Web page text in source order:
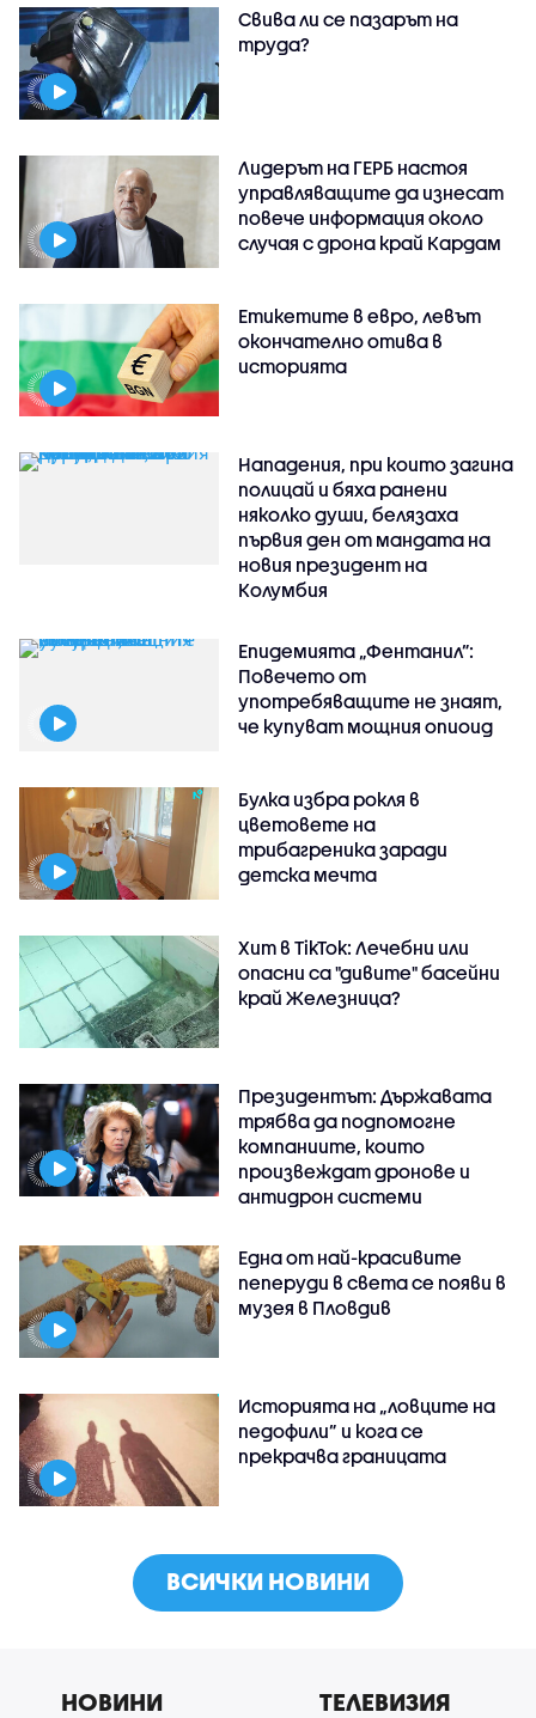
Свива ли се пазарът на
труда?
Лидерът на ГЕРБ настоя
управляващите да изнесат
повече информация около
случая с дрона край Кардам
Етикетите в евро, левът
окончателно отива в
историята
Нападения, при които загина
полицай и бяха ранени
няколко души, белязаха
първия ден от мандата на
новия президент на
Колумбия
Епидемията „Фентанил”:
Повечето от
употребяващите не знаят,
че купуват мощния опиоид
Булка избра рокля в
цветовете на
трибагреника заради
детска мечта
Хит в TikTok: Лечебни или
опасни са "дивите" басейни
край Железница?
Президентът: Държавата
трябва да подпомогне
компаниите, които
произвеждат дронове и
антидрон системи
Една от най-красивите
пеперуди в света се появи в
музея в Пловдив
Историята на „ловците на
педофили” и кога се
прекрачва границата
ВСИЧКИ НОВИНИ
НОВИНИ ТЕЛЕВИЗИЯ